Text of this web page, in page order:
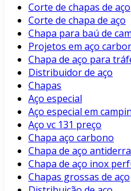
Corte de chapas de aço
Corte de chapa de aço
Chapa para baú de
Projetos em aço
Chapa de aço para
Distribuidor de aço
Chapas
Aço especial
Aço especial em
Aço vc 131 preço
Chapa aço carbono
Chapa de aço
Chapa de aço inox
Chapas grossas de aço